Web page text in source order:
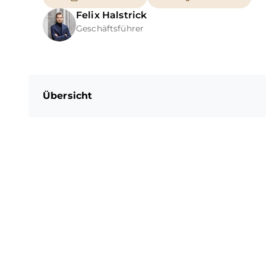
Felix Halstrick
Geschäftsführer
Übersicht